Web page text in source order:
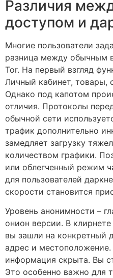
Различия
доступом и
Многие пользователи
разница между обычным
Tor. На первый взгляд
Личный кабинет, товары,
Однако под капотом
отличия. Протоколы
обычной сети
трафик дополнительно
замедляет загрузку
количеством графики.
или облегченный режим
для пользователей
скорости становится
Уровень анонимности –
онион версии. В
вы зашли на конкретный
адрес и местоположение.
информация скрыта. Вы
Это особенно важно для